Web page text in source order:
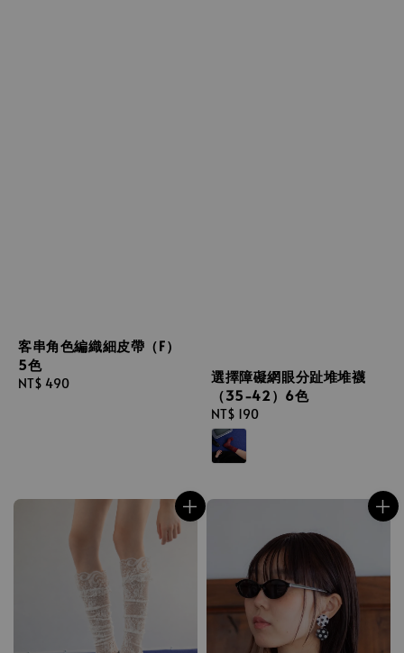
客串角色編織細皮帶（F）
5色
Regular
NT$ 490
選擇障礙網眼分趾堆堆襪
（35-42）6色
Regular
price
NT$ 190